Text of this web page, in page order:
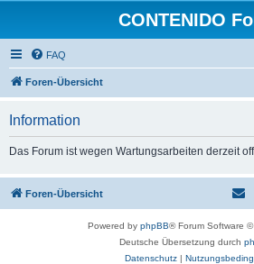
CONTENIDO
FAQ
Foren-Übersicht
Information
Das Forum ist wegen Wartungsarbeiten derzeit
Foren-Übersicht
Powered by phpBB® Forum Software
Deutsche Übersetzung durch
Datenschutz|